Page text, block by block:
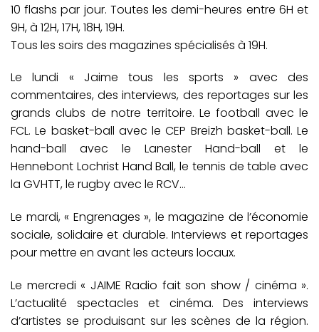
10 flashs par jour. Toutes les demi-heures entre 6H et
9H, à 12H, 17H, 18H, 19H.
Tous les soirs des magazines spécialisés à 19H.
Le lundi « Jaime tous les sports » avec des
commentaires, des interviews, des reportages sur les
grands clubs de notre territoire. Le football avec le
FCL. Le basket-ball avec le CEP Breizh basket-ball. Le
hand-ball avec le Lanester Hand-ball et le
Hennebont Lochrist Hand Ball, le tennis de table avec
la GVHTT, le rugby avec le RCV…
Le mardi, « Engrenages », le magazine de l’économie
sociale, solidaire et durable. Interviews et reportages
pour mettre en avant les acteurs locaux.
Le mercredi « JAIME Radio fait son show / cinéma ».
L’actualité spectacles et cinéma. Des interviews
d’artistes se produisant sur les scènes de la région.